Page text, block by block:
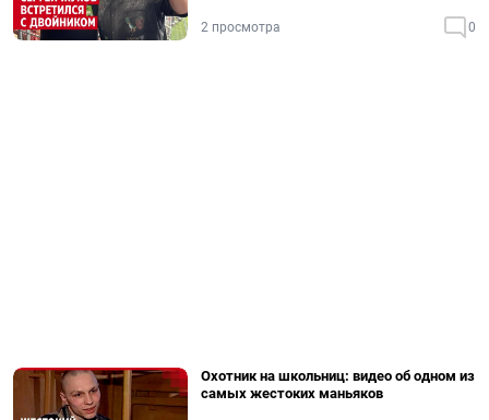
2 просмотра 0
Охотник на школьниц: видео об одном из
самых жестоких маньяков